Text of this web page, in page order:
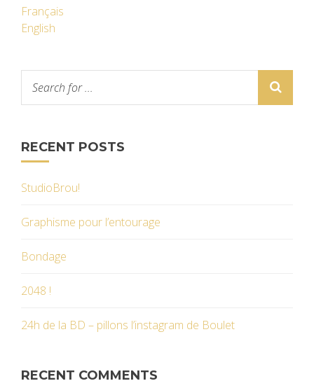
Français
English
RECENT POSTS
StudioBrou!
Graphisme pour l’entourage
Bondage
2048 !
24h de la BD – pillons l’instagram de Boulet
RECENT COMMENTS